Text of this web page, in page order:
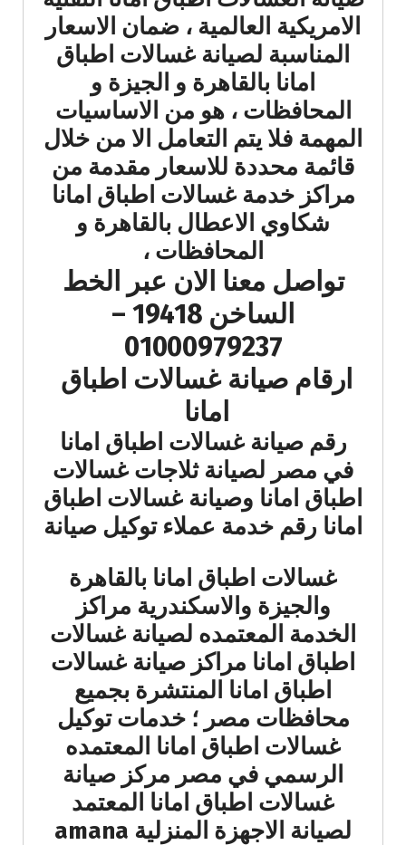
الامريكية العالمية ، ضمان الاسعار
المناسبة لصيانة غسالات اطباق
امانا بالقاهرة و الجيزة و
المحافظات ، هو من الاساسيات
المهمة فلا يتم التعامل الا من خلال
قائمة محددة للاسعار مقدمة من
مراكز خدمة غسالات اطباق امانا
شكاوي الاعطال بالقاهرة و
المحافظات ،
تواصل معنا الان عبر الخط
الساخن 19418 –
01000979237
ارقام صيانة غسالات اطباق
امانا
رقم صيانة غسالات اطباق امانا
في مصر لصيانة ثلاجات غسالات
اطباق امانا وصيانة غسالات اطباق
امانا رقم خدمة عملاء توكيل صيانة
غسالات اطباق امانا بالقاهرة
والجيزة والاسكندرية مراكز
الخدمة المعتمده لصيانة غسالات
اطباق امانا مراكز صيانة غسالات
اطباق امانا المنتشرة بجميع
محافظات مصر ؛ خدمات توكيل
غسالات اطباق امانا المعتمده
الرسمي في مصر مركز صيانة
غسالات اطباق امانا المعتمد
لصيانة الاجهزة المنزلية amana